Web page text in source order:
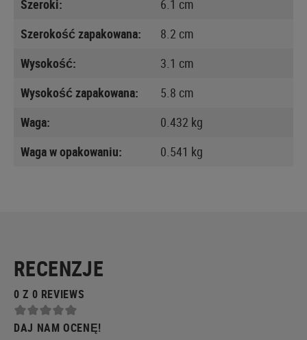
Szeroki:
6.1 cm
Szerokość zapakowana:
8.2 cm
Wysokość:
3.1 cm
Wysokość zapakowana:
5.8 cm
Waga:
0.432 kg
Waga w opakowaniu:
0.541 kg
RECENZJE
0 Z 0 REVIEWS
DAJ NAM OCENĘ!